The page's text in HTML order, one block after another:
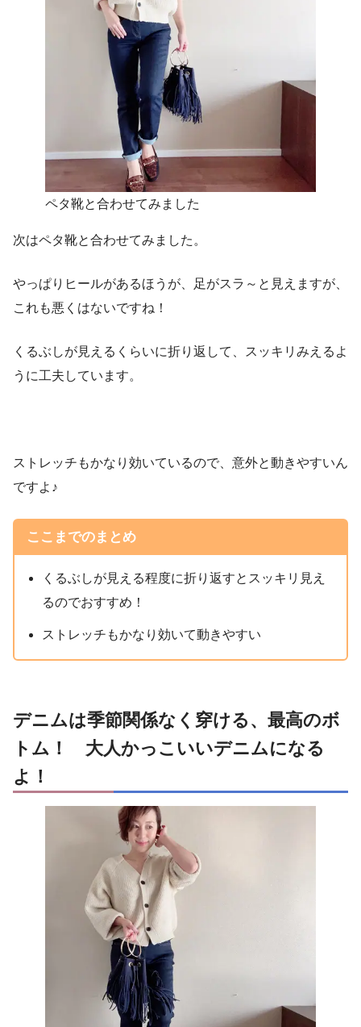
ペタ靴と合わせてみました
次はペタ靴と合わせてみました。
やっぱりヒールがあるほうが、足がスラ～と見えますが、
これも悪くはないですね！
くるぶしが見えるくらいに折り返して、スッキリみえるよ
うに工夫しています。
ストレッチもかなり効いているので、意外と動きやすいん
ですよ♪
ここまでのまとめ
くるぶしが見える程度に折り返すとスッキリ見え
るのでおすすめ！
ストレッチもかなり効いて動きやすい
デニムは季節関係なく穿ける、最高のボ
トム！ 大人かっこいいデニムになる
よ！